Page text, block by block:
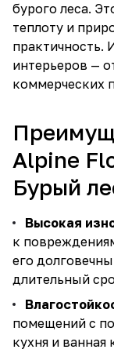
бурого леса.
теплоту и
практичность.
интерьеров —
коммерческих
Alpine
Бурый
Высокая
к
его
длительный
помещений с
кухня и ванная